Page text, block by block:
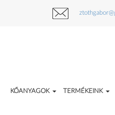
KŐANYAGOK TERMÉKEINK